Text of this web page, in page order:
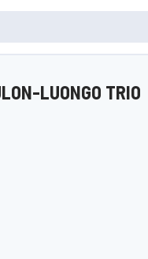
LUONGO TRIO